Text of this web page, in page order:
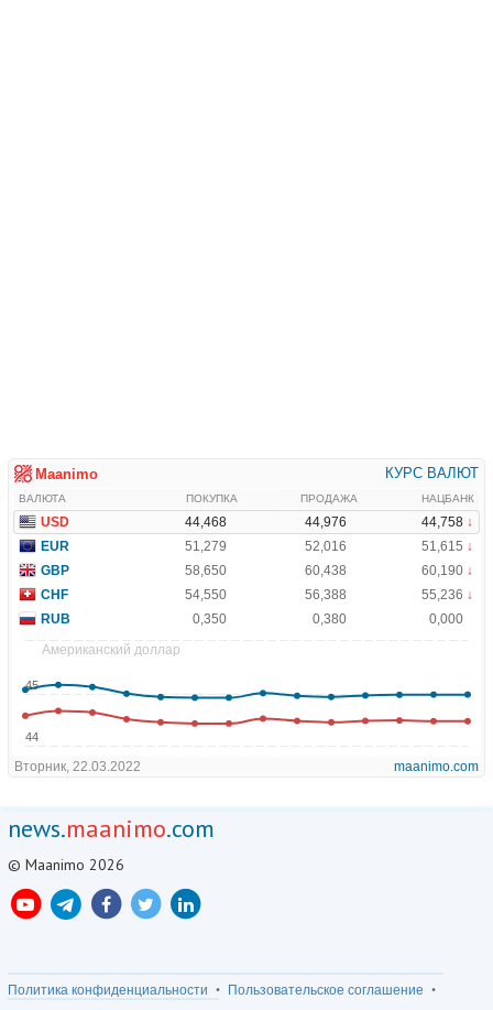
news.maanimo.com
© Maanimo 2026
Политика конфиденциальности
Пользовательское соглашение